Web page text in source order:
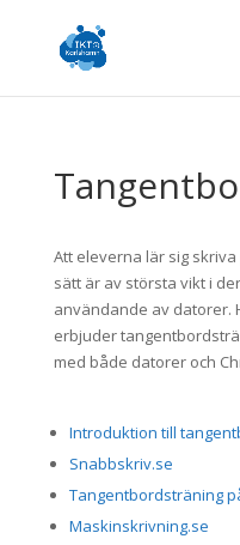
Att eleverna lär sig
sätt är av största vikt i
användande av datorer.
erbjuder
med både datorer och
Introduktion till
Snabbskriv.se
Tangentbordsträning
Maskinskrivning.se